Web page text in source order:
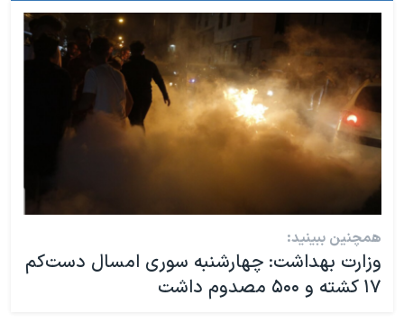
همچنین ببینید:
وزارت بهداشت: چهارشنبه سوری امسال دست‌کم
۱۷ کشته و ۵۰۰ مصدوم داشت